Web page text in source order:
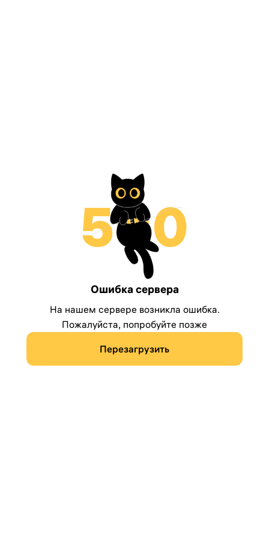
Ошибка сервера
На нашем сервере возникла ошибка.
Пожалуйста, попробуйте позже
Перезагрузить